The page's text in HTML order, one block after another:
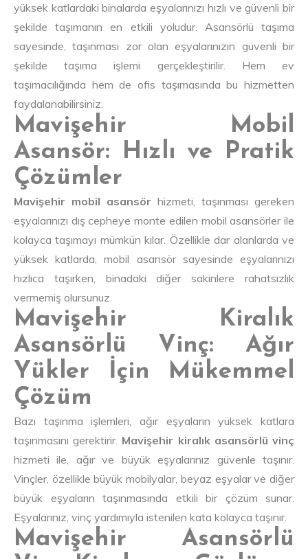
yüksek katlardaki binalarda eşyalarınızı hızlı ve güvenli bir
şekilde taşımanın en etkili yoludur. Asansörlü taşıma
sayesinde, taşınması zor olan eşyalarınızın güvenli bir
şekilde taşıma işlemi gerçekleştirilir. Hem ev
taşımacılığında hem de ofis taşımasında bu hizmetten
faydalanabilirsiniz.
Mavişehir Mobil
Asansör: Hızlı ve Pratik
Çözümler
Mavişehir mobil asansör hizmeti, taşınması gereken
eşyalarınızı dış cepheye monte edilen mobil asansörler ile
kolayca taşımayı mümkün kılar. Özellikle dar alanlarda ve
yüksek katlarda, mobil asansör sayesinde eşyalarınızı
hızlıca taşırken, binadaki diğer sakinlere rahatsızlık
vermemiş olursunuz.
Mavişehir Kiralık
Asansörlü Vinç: Ağır
Yükler İçin Mükemmel
Çözüm
Bazı taşınma işlemleri, ağır eşyaların yüksek katlara
taşınmasını gerektirir. Mavişehir kiralık asansörlü vinç
hizmeti ile, ağır ve büyük eşyalarınız güvenle taşınır.
Vinçler, özellikle büyük mobilyalar, beyaz eşyalar ve diğer
büyük eşyaların taşınmasında etkili bir çözüm sunar.
Eşyalarınız, vinç yardımıyla istenilen kata kolayca taşınır.
Mavişehir Asansörlü